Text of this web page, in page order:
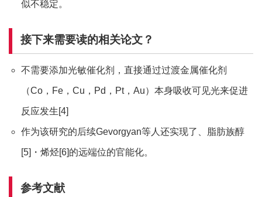
似不稳定。
接下来需要读的相关论文？
不需要添加光敏催化剂，直接通过过渡金属催化剂
（Co，Fe，Cu，Pd，Pt，Au）本身吸收可见光来促进
反应发生[4]
作为该研究的后续Gevorgyan等人还实现了、脂肪族醇
[5]・烯烃[6]的远端位的官能化。
参考文献